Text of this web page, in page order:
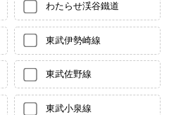
わたらせ渓谷鐵道
東武伊勢崎線
東武佐野線
東武小泉線